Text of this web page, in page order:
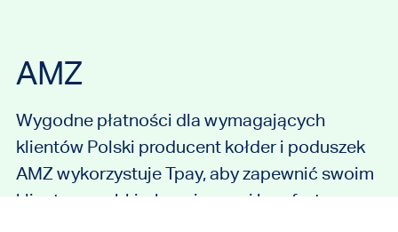
AMZ
Wygodne płatności dla wymagających
klientów Polski producent kołder i poduszek
AMZ wykorzystuje Tpay, aby zapewnić swoim
klientom szybkie, bezpieczne i komfortowe